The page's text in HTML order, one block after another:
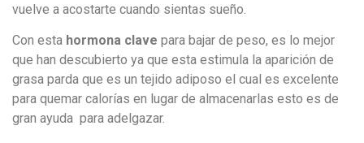
vuelve a acostarte cuando sientas sueño.
Con esta hormona clave para bajar de peso, es lo mejor
que han descubierto ya que esta estimula la aparición de
grasa parda que es un tejido adiposo el cual es excelente
para quemar calorías en lugar de almacenarlas esto es de
gran ayuda para adelgazar.